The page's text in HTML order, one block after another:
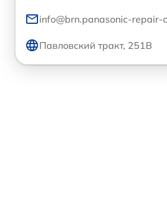
info@brn.panasonic-repair-
Павловский тракт, 251В